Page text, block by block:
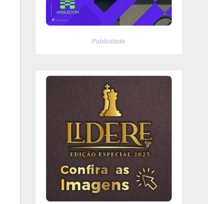
Publicidade